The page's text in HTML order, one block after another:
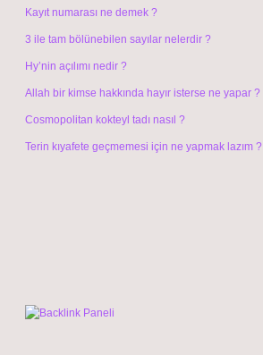
Kayıt numarası ne demek ?
3 ile tam bölünebilen sayılar nelerdir ?
Hy’nin açılımı nedir ?
Allah bir kimse hakkında hayır isterse ne yapar ?
Cosmopolitan kokteyl tadı nasıl ?
Terin kıyafete geçmemesi için ne yapmak lazım ?